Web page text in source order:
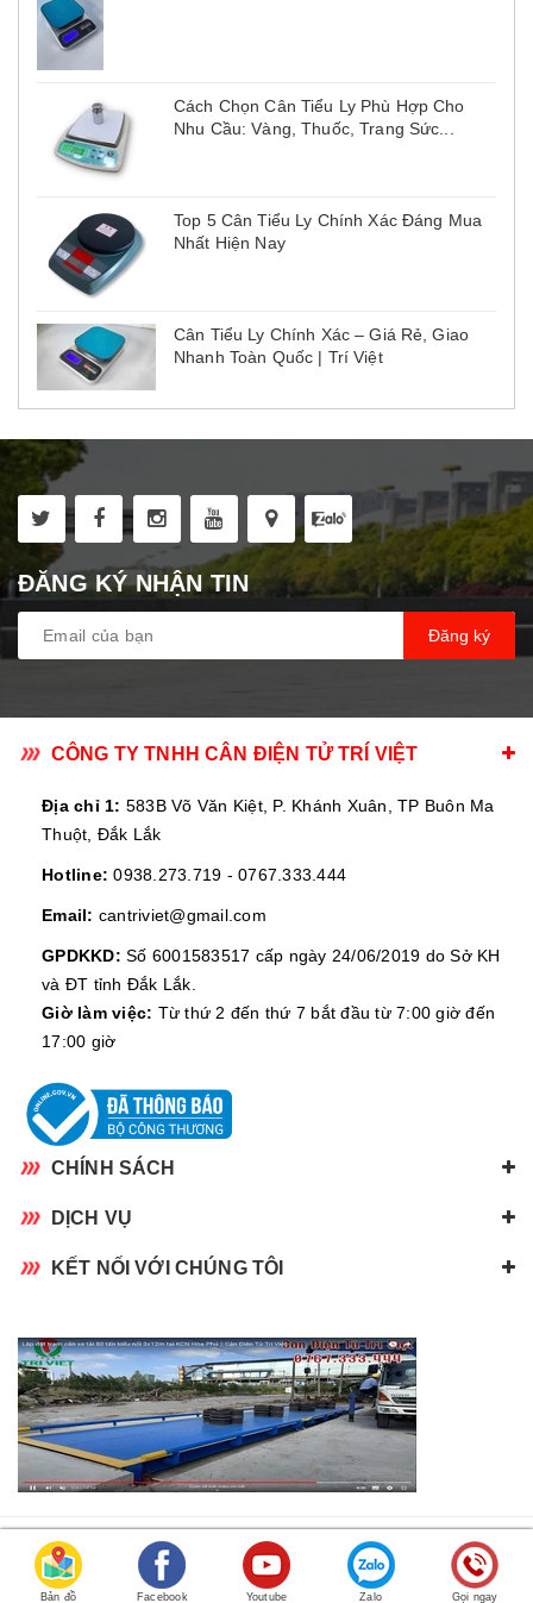
Cách Chọn Cân Tiểu Ly Phù Hợp Cho
Nhu Cầu: Vàng, Thuốc, Trang Sức...
Top 5 Cân Tiểu Ly Chính Xác Đáng Mua
Nhất Hiện Nay
Cân Tiểu Ly Chính Xác – Giá Rẻ, Giao
Nhanh Toàn Quốc | Trí Việt
ĐĂNG KÝ NHẬN TIN
Đăng ký
CÔNG TY TNHH CÂN ĐIỆN TỬ TRÍ VIỆT
Địa chỉ 1: 583B Võ Văn Kiệt, P. Khánh Xuân, TP Buôn Ma
Thuột, Đắk Lắk
Hotline: 0938.273.719 - 0767.333.444
Email: cantriviet@gmail.com
GPDKKD: Số 6001583517 cấp ngày 24/06/2019 do Sở KH
và ĐT tỉnh Đắk Lắk.
Giờ làm việc: Từ thứ 2 đến thứ 7 bắt đầu từ 7:00 giờ đến
17:00 giờ
CHÍNH SÁCH
DỊCH VỤ
KẾT NỐI VỚI CHÚNG TÔI
CÔNG TY TNHH CÂN ĐIỆN TỬ TRÍ VIỆT
RẤT HÂN HẠNH ĐƯỢC PHỤC VỤ QUÝ KHÁCH.
Bản đồ Facebook Youtube Zalo Gọi ngay